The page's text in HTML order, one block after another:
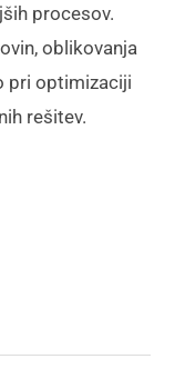
procesov.
oblikovanja
pri optimizaciji
rešitev.